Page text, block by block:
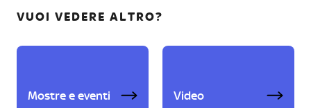
VUOI VEDERE ALTRO?
Mostre e eventi Video